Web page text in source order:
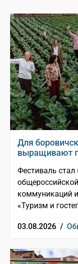
Для
выращивают
Фестиваль стал
коммуникаций
«Туризм и
03.08.2026 /